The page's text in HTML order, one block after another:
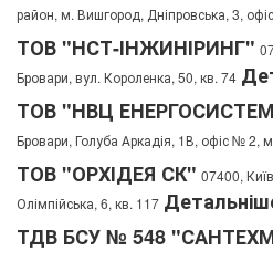
район, м. Вишгород, Дніпровська, 3,
ТОВ "НСТ-ІНЖИНІРИНГ"
Бровари, вул. Короленка, 50, кв. 74
ТОВ "НВЦ
Бровари, Голуба Аркадія, 1В, офіс № 2,
ТОВ "ОРХІДЕЯ СК" 07400,
Олімпійська, 6, кв. 117
ТДВ БСУ № 548